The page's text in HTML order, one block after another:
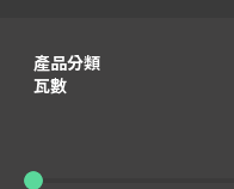
產品分類
瓦數